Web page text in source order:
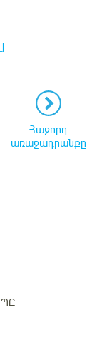
Հաջորդ
առաջադրանքը